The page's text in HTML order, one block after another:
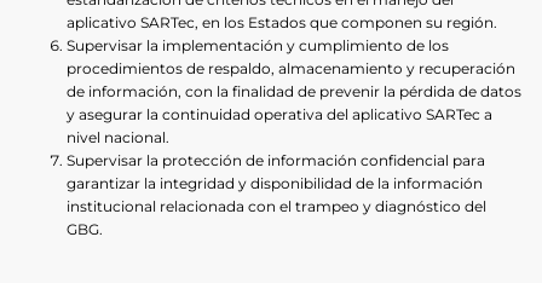
aplicativo SARTec, en los Estados que componen su región.
Supervisar la implementación y cumplimiento de los
procedimientos de respaldo, almacenamiento y recuperación
de información, con la finalidad de prevenir la pérdida de datos
y asegurar la continuidad operativa del aplicativo SARTec a
nivel nacional.
Supervisar la protección de información confidencial para
garantizar la integridad y disponibilidad de la información
institucional relacionada con el trampeo y diagnóstico del
GBG.